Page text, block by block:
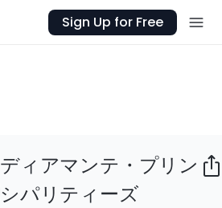
Sign Up for Free
ディアマンテ・プリン
シパリティーズ